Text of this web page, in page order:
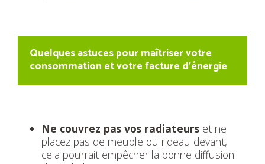
Quelques astuces pour maîtriser votre
consommation et votre facture d’énergie
Ne couvrez pas vos radiateurs et ne
placez pas de meuble ou rideau devant,
cela pourrait empêcher la bonne diffusion